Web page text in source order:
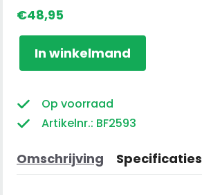
€48,95
Landrover
Aanhanger
en
Mini
In winkelmand
Op voorraad
Artikelnr.: BF2593
Omschrijving Specificaties